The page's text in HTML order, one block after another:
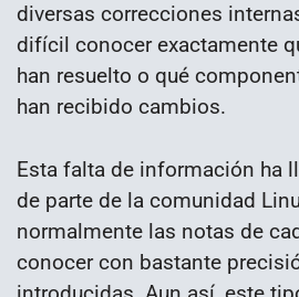
diversas correcciones
difícil conocer exactamente
han resuelto o qué
han recibido cambios.
Esta falta de información ha
de parte de la comunidad
normalmente las notas de
conocer con bastante